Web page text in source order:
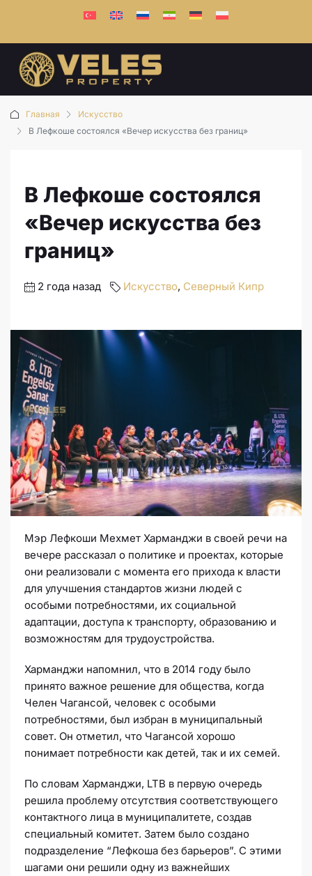
Главная
Искусство
В Лефкоше состоялся «Вечер искусства без границ»
В Лефкоше состоялся
«Вечер искусства без
границ»
2 года назад Искусство, Северный Кипр
Мэр Лефкоши Мехмет Харманджи в своей речи на
вечере рассказал о политике и проектах, которые
они реализовали с момента его прихода к власти
для улучшения стандартов жизни людей с
особыми потребностями, их социальной
адаптации, доступа к транспорту, образованию и
возможностям для трудоустройства.
Харманджи напомнил, что в 2014 году было
принято важное решение для общества, когда
Челен Чагансой, человек с особыми
потребностями, был избран в муниципальный
совет. Он отметил, что Чагансой хорошо
понимает потребности как детей, так и их семей.
По словам Харманджи, LTB в первую очередь
решила проблему отсутствия соответствующего
контактного лица в муниципалитете, создав
специальный комитет. Затем было создано
подразделение “Лефкоша без барьеров”. С этими
шагами они решили одну из важнейших